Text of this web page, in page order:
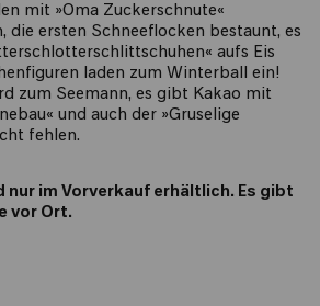
mit »Oma Zuckerschnute«
die ersten Schneeflocken bestaunt, es
aufs Eis
laden zum Winterball ein!
zum Seemann, es gibt Kakao mit
und auch der »Gruselige
fehlen.
im Vorverkauf erhältlich. Es gibt
vor Ort.